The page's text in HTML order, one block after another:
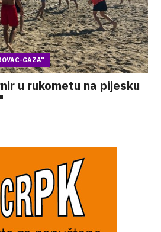
GAZA"
u rukometu na pijesku